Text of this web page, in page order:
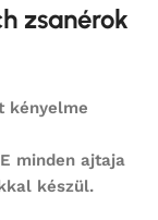
zsanérok
kényelme
minden ajtaja
készül.